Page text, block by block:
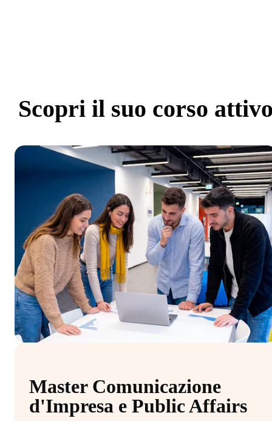
Scopri il suo corso
Master Comunicazione
d'Impresa e Public Affairs